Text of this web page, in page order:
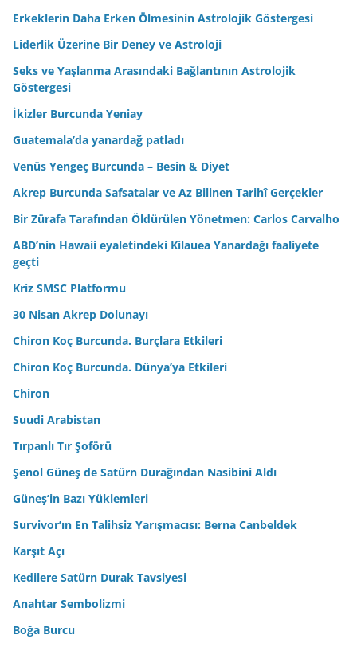
Erkeklerin Daha Erken Ölmesinin Astrolojik Göstergesi
Liderlik Üzerine Bir Deney ve Astroloji
Seks ve Yaşlanma Arasındaki Bağlantının Astrolojik
Göstergesi
İkizler Burcunda Yeniay
Guatemala’da yanardağ patladı
Venüs Yengeç Burcunda – Besin & Diyet
Akrep Burcunda Safsatalar ve Az Bilinen Tarihî Gerçekler
Bir Zürafa Tarafından Öldürülen Yönetmen: Carlos Carvalho
ABD’nin Hawaii eyaletindeki Kilauea Yanardağı faaliyete
geçti
Kriz SMSC Platformu
30 Nisan Akrep Dolunayı
Chiron Koç Burcunda. Burçlara Etkileri
Chiron Koç Burcunda. Dünya’ya Etkileri
Chiron
Suudi Arabistan
Tırpanlı Tır Şoförü
Şenol Güneş de Satürn Durağından Nasibini Aldı
Güneş’in Bazı Yüklemleri
Survivor’ın En Talihsiz Yarışmacısı: Berna Canbeldek
Karşıt Açı
Kedilere Satürn Durak Tavsiyesi
Anahtar Sembolizmi
Boğa Burcu